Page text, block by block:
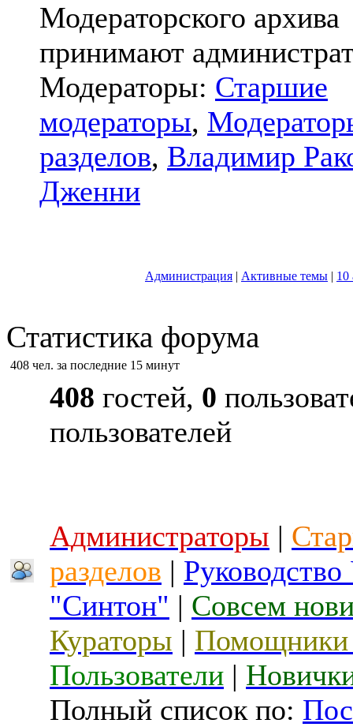
Модераторского архива
принимают
Модераторы: Старшие
модераторы,
разделов, Владимир
Дженни
Администрация | Активные темы | 10
Статистика форума
408 чел. за последние 15 минут
408 гостей, 0
пользователей
Администраторы |
разделов |
"Синтон" | Совсем
Кураторы | Помощники
Пользователи |
Полный список по: